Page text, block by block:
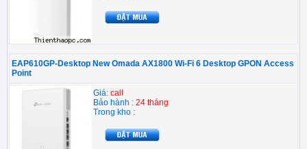
EAP610GP-Desktop New Omada AX1800 Wi-Fi 6 Desktop GPON Access
Point
Giá: call
Bảo hành : 24 tháng
Trong kho :